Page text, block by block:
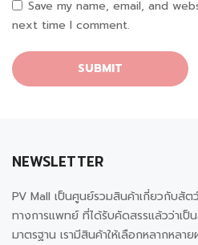
Save my name, email, and
next time I comment.
NEWSLETTER
PV Mall เป็นศูนย์รวมสินค้าเกี่ยวกับสั
ทางการแพทย์ ที่ได้รับคัดสรรแล้วว่าเ
มาตรฐาน เรามีสินค้าให้เลือกหลากหล